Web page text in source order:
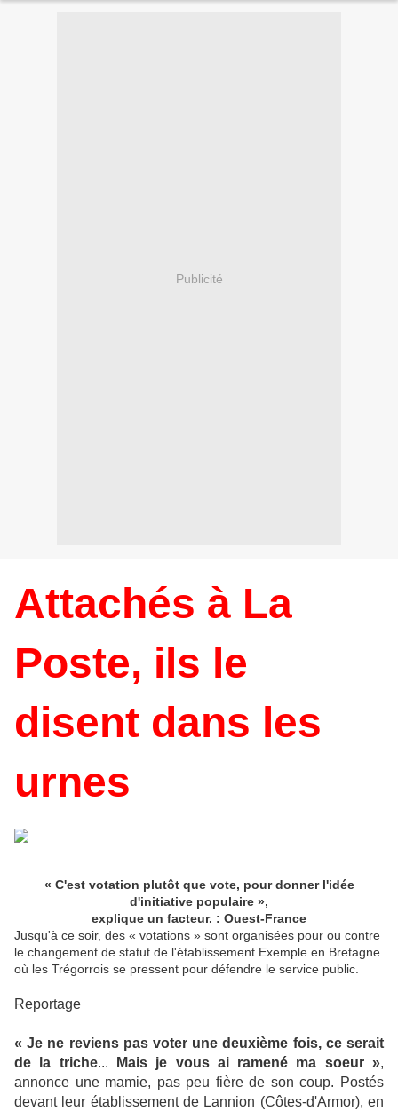
Publicité
Attachés à La
Poste, ils le
disent dans les
urnes
« C'est votation plutôt que vote, pour donner l'idée
d'initiative populaire »,
explique un facteur. : Ouest-France
Jusqu'à ce soir, des « votations » sont organisées pour ou contre
le changement de statut de l'établissement.Exemple en Bretagne
où les Trégorrois se pressent pour défendre le service public.
Reportage
« Je ne reviens pas voter une deuxième fois, ce serait
de la triche... Mais je vous ai ramené ma soeur »,
annonce une mamie, pas peu fière de son coup. Postés
devant leur établissement de Lannion (Côtes-d'Armor), en